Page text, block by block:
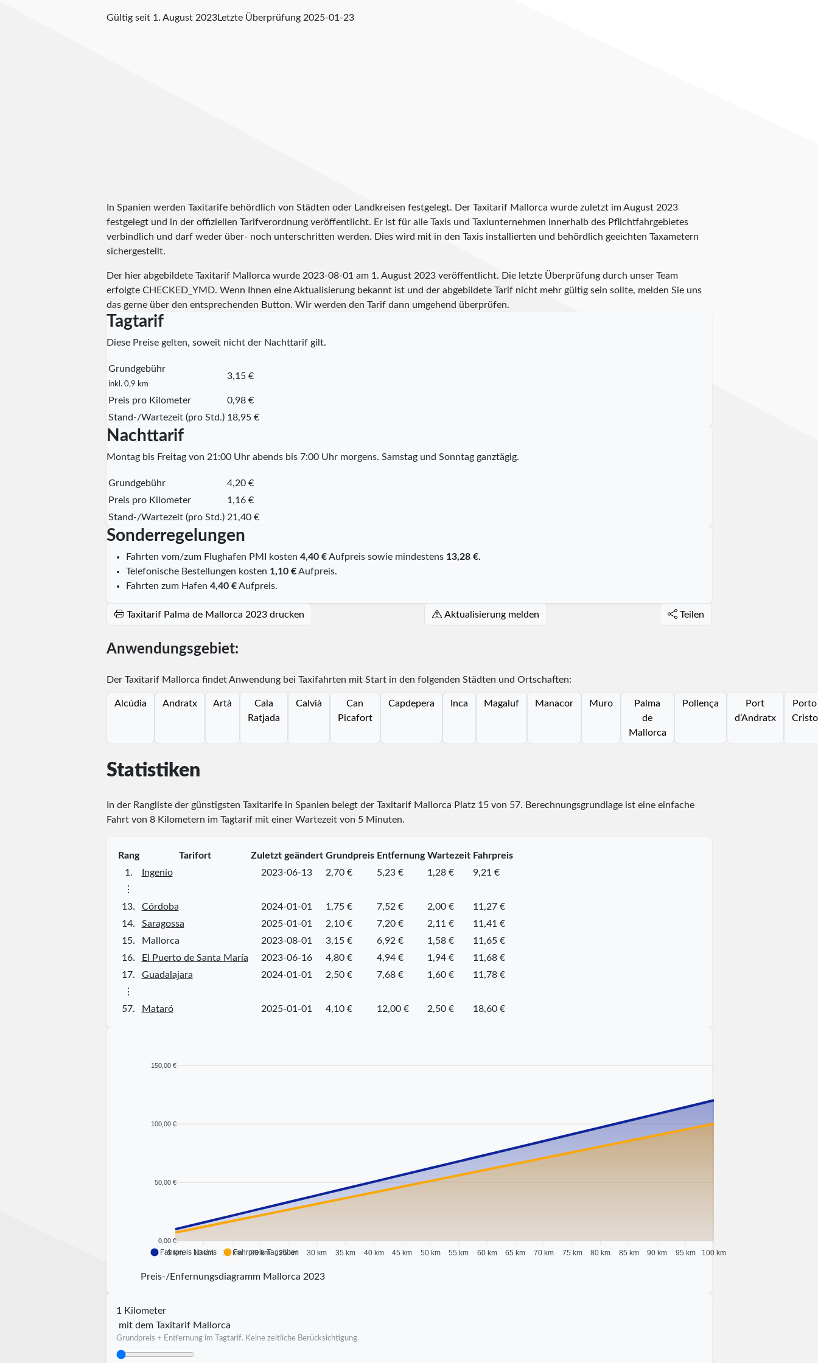
Gültig seit 1. August 2023Letzte Überprüfung 2025-01-23
In Spanien werden Taxitarife behördlich von Städten oder Landkreisen festgelegt. Der Taxitarif Mallorca wurde zuletzt im August 2023
festgelegt und in der offiziellen Tarifverordnung veröffentlicht. Er ist für alle Taxis und Taxiunternehmen innerhalb des Pflichtfahrgebietes
verbindlich und darf weder über- noch unterschritten werden. Dies wird mit in den Taxis installierten und behördlich geeichten Taxametern
sichergestellt.
Der hier abgebildete Taxitarif Mallorca wurde 2023-08-01 am 1. August 2023 veröffentlicht. Die letzte Überprüfung durch unser Team
erfolgte CHECKED_YMD. Wenn Ihnen eine Aktualisierung bekannt ist und der abgebildete Tarif nicht mehr gültig sein sollte, melden Sie uns
das gerne über den entsprechenden Button. Wir werden den Tarif dann umgehend überprüfen.
Tagtarif
Diese Preise gelten, soweit nicht der Nachttarif gilt.
Grundgebühr
inkl. 0,9 km
3,15 €
Preis pro Kilometer
0,98 €
Stand-/Wartezeit (pro Std.) 18,95 €
Nachttarif
Montag bis Freitag von 21:00 Uhr abends bis 7:00 Uhr morgens. Samstag und Sonntag ganztägig.
Grundgebühr
4,20 €
Preis pro Kilometer
1,16 €
Stand-/Wartezeit (pro Std.) 21,40 €
Sonderregelungen
Fahrten vom/zum Flughafen PMI kosten 4,40 €Aufpreis sowie mindestens 13,28 €.
Telefonische Bestellungen kosten 1,10 €Aufpreis.
Fahrten zum Hafen 4,40 €Aufpreis.
Taxitarif Palma de Mallorca 2023 drucken Aktualisierung melden Teilen
Anwendungsgebiet:
Der Taxitarif Mallorca findet Anwendung bei Taxifahrten mit Start in den folgenden Städten und Ortschaften:
Alcúdia Andratx Artà
Cala
Ratjada
Calvià
Can
Picafort
Capdepera Inca Magaluf Manacor Muro
Palma
de
Mallorca
Pollença
Port
d’Andratx
Porto
Cristo
Statistiken
In der Rangliste der günstigsten Taxitarife in Spanien belegt der Taxitarif Mallorca Platz 15von 57. Berechnungsgrundlage ist eine einfache
Fahrt von 8 Kilometern im Tagtarif mit einer Wartezeit von 5 Minuten.
Rang Tarifort Zuletzt geändert Grundpreis Entfernung Wartezeit Fahrpreis
1.
Ingenio 2023-06-13 2,70 € 5,23 € 1,28 €
9,21 €
⋮
13.
Córdoba 2024-01-01 1,75 € 7,52 € 2,00 €
11,27 €
14.
Saragossa 2025-01-01 2,10 € 7,20 € 2,11 €
11,41 €
15.
Mallorca 2023-08-01 3,15 € 6,92 € 1,58 €
11,65 €
16.
El Puerto de Santa María 2023-06-16 4,80 € 4,94 € 1,94 €
11,68 €
17.
Guadalajara 2024-01-01 2,50 € 7,68 € 1,60 €
11,78 €
⋮
57.
Mataró 2025-01-01 4,10 € 12,00 € 2,50 € 18,60 €
150,00 €
100,00 €
50,00 €
0,00 €
5 km 10 km 15 km 20 km 25 km 30 km 35 km 40 km 45 km 50 km 55 km 60 km 65 km 70 km 75 km 80 km 85 km 90 km 95 km 100 km
Fahrpreis Nachts Fahrpreis Tagsüber
Preis-/Enfernungsdiagramm Mallorca 2023
1 Kilometer
mit dem Taxitarif Mallorca
Grundpreis + Entfernung im Tagtarif. Keine zeitliche Berücksichtigung.